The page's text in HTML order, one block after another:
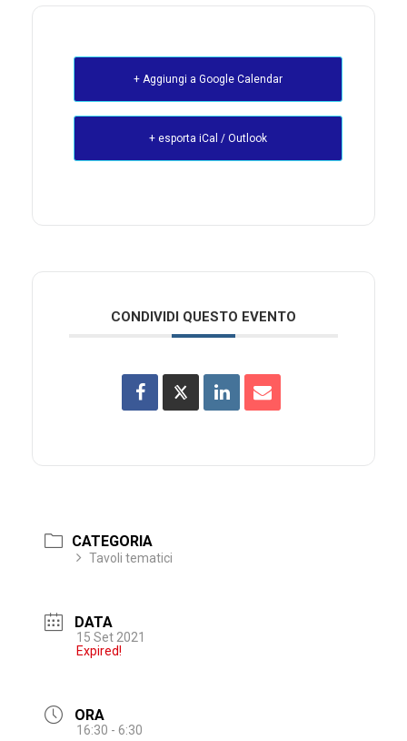
+ Aggiungi a Google Calendar
+ esporta iCal / Outlook
CONDIVIDI QUESTO EVENTO
CATEGORIA
Tavoli tematici
DATA
15 Set 2021
Expired!
ORA
16:30 - 6:30